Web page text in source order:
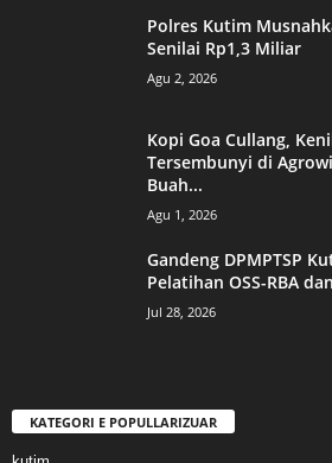
Polres Kutim
Senilai Rp1,3 Miliar
Agu 2, 2026
Kopi Goa Cullang,
Tersembunyi di
Buah...
Agu 1, 2026
Gandeng DPMPTSP
Pelatihan OSS-RBA
Jul 28, 2026
KATEGORI E POPULLARIZUAR